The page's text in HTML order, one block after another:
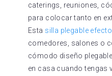
caterings, reuniones,
para colocar tanto en
Esta silla plegable
comedores, salones o
cómodo diseño
en casa cuando tengas